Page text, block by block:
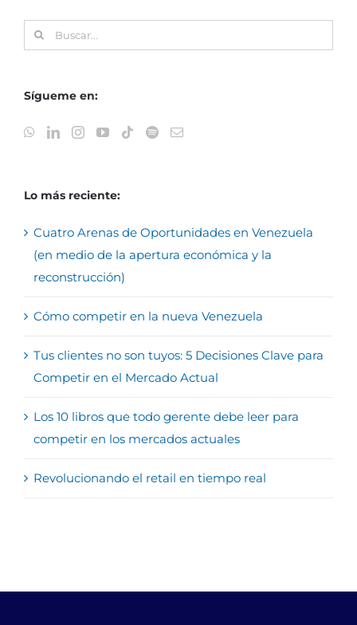
Buscar:
Sígueme en:
Lo más reciente:
Cuatro Arenas de Oportunidades en Venezuela
(en medio de la apertura económica y la
reconstrucción)
Cómo competir en la nueva Venezuela
Tus clientes no son tuyos: 5 Decisiones Clave para
Competir en el Mercado Actual
Los 10 libros que todo gerente debe leer para
competir en los mercados actuales
Revolucionando el retail en tiempo real